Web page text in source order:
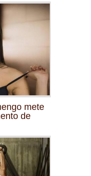
mete
de